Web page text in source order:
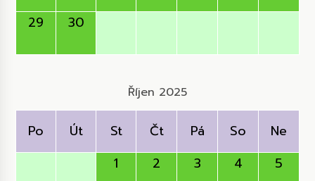
29 30
Říjen 2025
Po Út St Čt Pá So
Ne
1
2 3 4 5